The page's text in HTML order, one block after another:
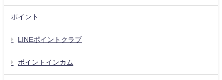
ポイント
LINEポイントクラブ
ポイントインカム